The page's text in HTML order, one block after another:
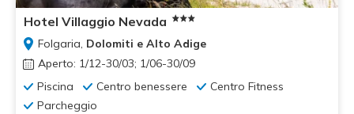
Hotel Villaggio Nevada
Folgaria, Dolomiti e Alto Adige
Aperto: 1/12-30/03; 1/06-30/09
Piscina
Centro benessere
Centro Fitness
Parcheggio